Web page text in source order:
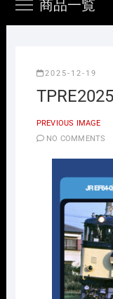
商品一覧
2025-12-19
PREVIOUS IMAGE
NO COMMENTS